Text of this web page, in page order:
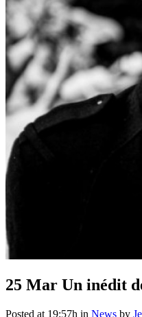
25 Mar Un inédit
Posted at 19:57h in News by